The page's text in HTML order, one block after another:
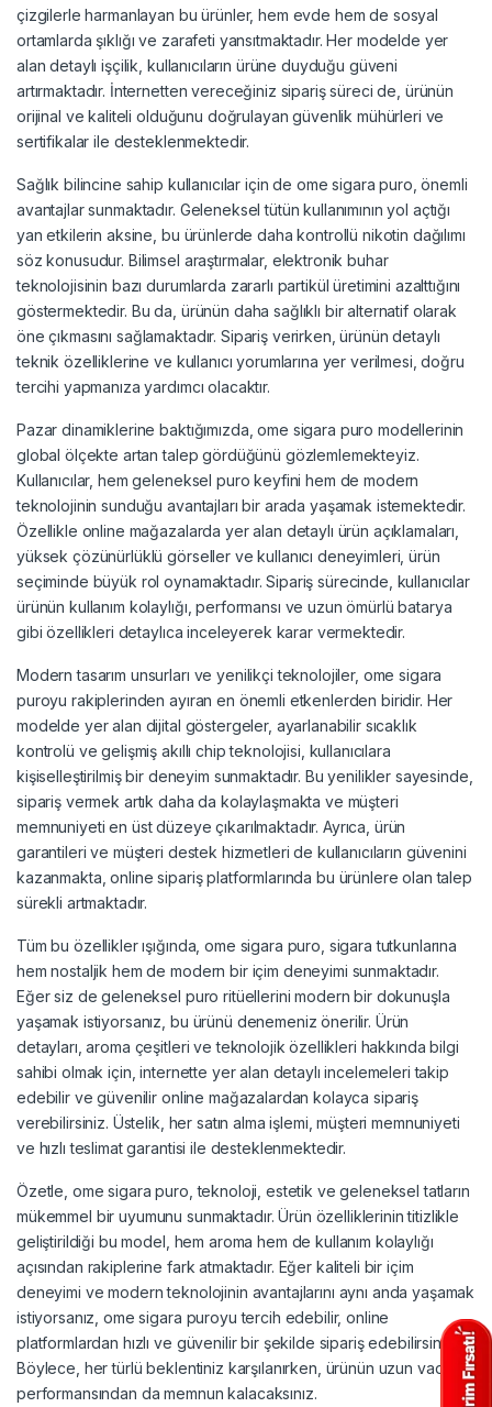
çizgilerle harmanlayan bu ürünler, hem evde hem de sosyal
ortamlarda şıklığı ve zarafeti yansıtmaktadır. Her modelde yer
alan detaylı işçilik, kullanıcıların ürüne duyduğu güveni
artırmaktadır. İnternetten vereceğiniz sipariş süreci de, ürünün
orijinal ve kaliteli olduğunu doğrulayan güvenlik mühürleri ve
sertifikalar ile desteklenmektedir.
Sağlık bilincine sahip kullanıcılar için de ome sigara puro, önemli
avantajlar sunmaktadır. Geleneksel tütün kullanımının yol açtığı
yan etkilerin aksine, bu ürünlerde daha kontrollü nikotin dağılımı
söz konusudur. Bilimsel araştırmalar, elektronik buhar
teknolojisinin bazı durumlarda zararlı partikül üretimini azalttığını
göstermektedir. Bu da, ürünün daha sağlıklı bir alternatif olarak
öne çıkmasını sağlamaktadır. Sipariş verirken, ürünün detaylı
teknik özelliklerine ve kullanıcı yorumlarına yer verilmesi, doğru
tercihi yapmanıza yardımcı olacaktır.
Pazar dinamiklerine baktığımızda, ome sigara puro modellerinin
global ölçekte artan talep gördüğünü gözlemlemekteyiz.
Kullanıcılar, hem geleneksel puro keyfini hem de modern
teknolojinin sunduğu avantajları bir arada yaşamak istemektedir.
Özellikle online mağazalarda yer alan detaylı ürün açıklamaları,
yüksek çözünürlüklü görseller ve kullanıcı deneyimleri, ürün
seçiminde büyük rol oynamaktadır. Sipariş sürecinde, kullanıcılar
ürünün kullanım kolaylığı, performansı ve uzun ömürlü batarya
gibi özellikleri detaylıca inceleyerek karar vermektedir.
Modern tasarım unsurları ve yenilikçi teknolojiler, ome sigara
puroyu rakiplerinden ayıran en önemli etkenlerden biridir. Her
modelde yer alan dijital göstergeler, ayarlanabilir sıcaklık
kontrolü ve gelişmiş akıllı chip teknolojisi, kullanıcılara
kişiselleştirilmiş bir deneyim sunmaktadır. Bu yenilikler sayesinde,
sipariş vermek artık daha da kolaylaşmakta ve müşteri
memnuniyeti en üst düzeye çıkarılmaktadır. Ayrıca, ürün
garantileri ve müşteri destek hizmetleri de kullanıcıların güvenini
kazanmakta, online sipariş platformlarında bu ürünlere olan talep
sürekli artmaktadır.
Tüm bu özellikler ışığında, ome sigara puro, sigara tutkunlarına
hem nostaljik hem de modern bir içim deneyimi sunmaktadır.
Eğer siz de geleneksel puro ritüellerini modern bir dokunuşla
yaşamak istiyorsanız, bu ürünü denemeniz önerilir. Ürün
detayları, aroma çeşitleri ve teknolojik özellikleri hakkında bilgi
sahibi olmak için, internette yer alan detaylı incelemeleri takip
edebilir ve güvenilir online mağazalardan kolayca sipariş
verebilirsiniz. Üstelik, her satın alma işlemi, müşteri memnuniyeti
ve hızlı teslimat garantisi ile desteklenmektedir.
Özetle, ome sigara puro, teknoloji, estetik ve geleneksel tatların
mükemmel bir uyumunu sunmaktadır. Ürün özelliklerinin titizlikle
geliştirildiği bu model, hem aroma hem de kullanım kolaylığı
açısından rakiplerine fark atmaktadır. Eğer kaliteli bir içim
deneyimi ve modern teknolojinin avantajlarını aynı anda yaşamak
istiyorsanız, ome sigara puroyu tercih edebilir, online
platformlardan hızlı ve güvenilir bir şekilde sipariş edebilirsiniz.
Böylece, her türlü beklentiniz karşılanırken, ürünün uzun vadeli
performansından da memnun kalacaksınız.